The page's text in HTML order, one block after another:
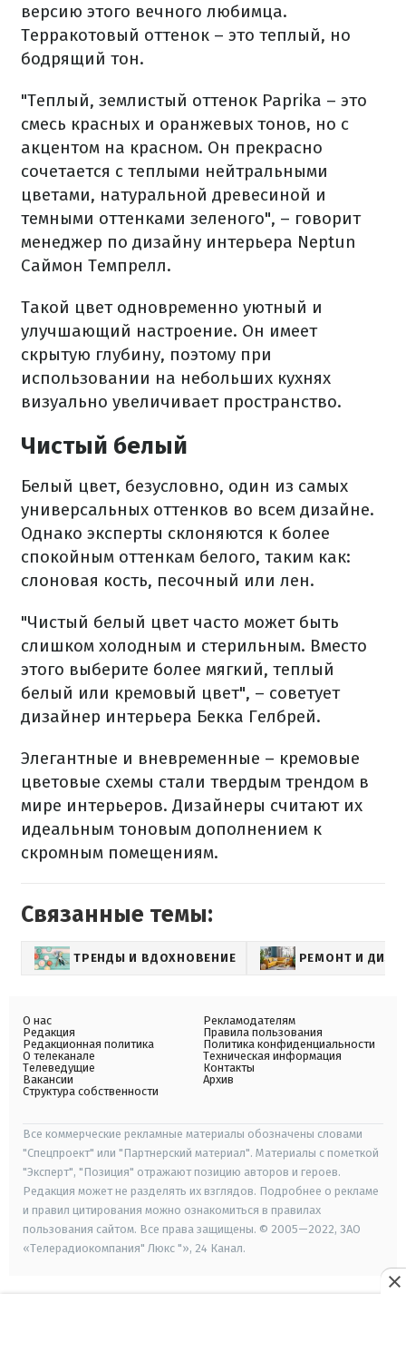
версию этого вечного любимца.
Терракотовый оттенок – это теплый, но
бодрящий тон.
"Теплый, землистый оттенок Paprika – это
смесь красных и оранжевых тонов, но с
акцентом на красном. Он прекрасно
сочетается с теплыми нейтральными
цветами, натуральной древесиной и
темными оттенками зеленого", – говорит
менеджер по дизайну интерьера Neptun
Саймон Темпрелл.
Такой цвет одновременно уютный и
улучшающий настроение. Он имеет
скрытую глубину, поэтому при
использовании на небольших кухнях
визуально увеличивает пространство.
Чистый белый
Белый цвет, безусловно, один из самых
универсальных оттенков во всем дизайне.
Однако эксперты склоняются к более
спокойным оттенкам белого, таким как:
слоновая кость, песочный или лен.
"Чистый белый цвет часто может быть
слишком холодным и стерильным. Вместо
этого выберите более мягкий, теплый
белый или кремовый цвет", – советует
дизайнер интерьера Бекка Гелбрей.
Элегантные и вневременные – кремовые
цветовые схемы стали твердым трендом в
мире интерьеров. Дизайнеры считают их
идеальным тоновым дополнением к
скромным помещениям.
Связанные темы:
ТРЕНДЫ И ВДОХНОВЕНИЕ РЕМОНТ И
О нас
Редакция
Редакционная политика
О телеканале
Телеведущие
Вакансии
Структура собственности
Рекламодателям
Правила пользования
Политика конфиденциальности
Техническая информация
Контакты
Архив
Все коммерческие рекламные материалы обозначены словами
"Спецпроект" или "Партнерский материал". Материалы с пометкой
"Эксперт", "Позиция" отражают позицию авторов и героев.
Редакция может не разделять их взглядов. Подробнее о рекламе
и правил цитирования можно ознакомиться в правилах
пользования сайтом. Все права защищены. © 2005—2022, ЗАО
«Телерадиокомпания" Люкс "», 24 Канал.